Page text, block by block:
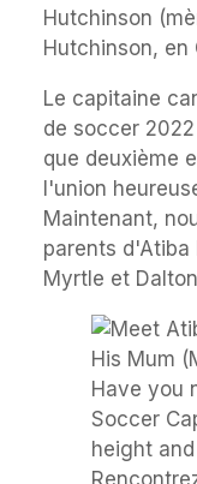
Hutchinson
Hutchinson, en
Le capitaine
de soccer
que deuxième
l'union
Maintenant,
parents
Myrtle et